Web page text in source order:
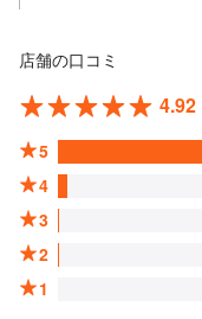
店舗の口コミ
4.92
5
4
3
2
1